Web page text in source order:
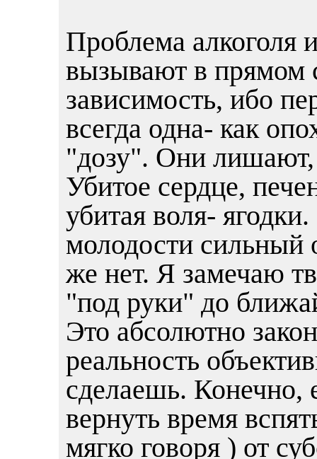
Проблема алкоголя
вызывают в прямом
зависимость, ибо
всегда одна- как
"дозу". Они
Убитое сердце,
убитая воля-
молодости сильный
же нет. Я замечаю
"под руки" до
Это абсолютно
реальность
сделаешь. Конечно,
вернуть время
мягко говоря ) от